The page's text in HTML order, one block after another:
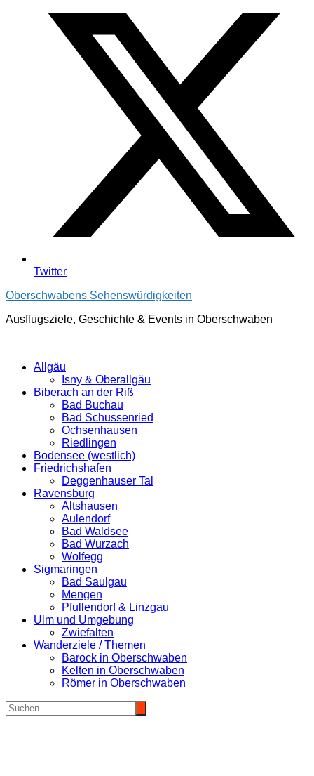
Twitter
Oberschwabens Sehenswürdigkeiten
Ausflugsziele, Geschichte & Events in Oberschwaben
Allgäu
Isny & Oberallgäu
Biberach an der Riß
Bad Buchau
Bad Schussenried
Ochsenhausen
Riedlingen
Bodensee (westlich)
Friedrichshafen
Deggenhauser Tal
Ravensburg
Altshausen
Aulendorf
Bad Waldsee
Bad Wurzach
Wolfegg
Sigmaringen
Bad Saulgau
Mengen
Pfullendorf & Linzgau
Ulm und Umgebung
Zwiefalten
Wanderziele / Themen
Barock in Oberschwaben
Kelten in Oberschwaben
Römer in Oberschwaben